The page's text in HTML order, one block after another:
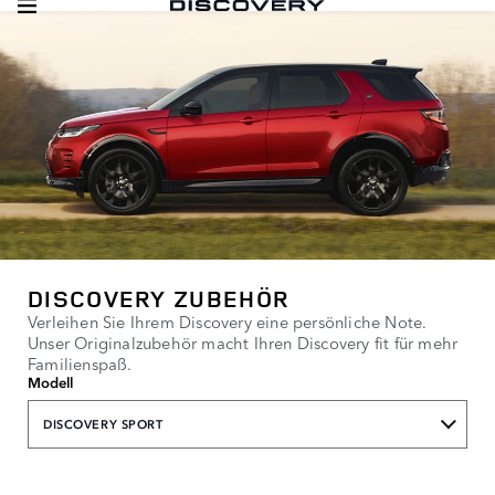
DISCOVERY ZUBEHÖR
Verleihen Sie Ihrem Discovery eine persönliche Note.
Unser Originalzubehör macht Ihren Discovery fit für mehr
Familienspaß.
Modell
DISCOVERY SPORT